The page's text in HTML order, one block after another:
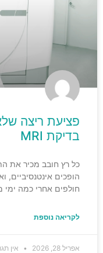
פציעת ריצה
בדיקת MRI
כל רץ חובב מכיר את
הופכים אינטנסיביים,
חולפים אחרי כמה
לקריאה נוספת
אפריל 28, 2026 אין